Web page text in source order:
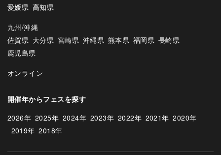
愛媛県 高知県
九州/沖縄
佐賀県 大分県 宮崎県 沖縄県 熊本県 福岡県 長崎県
鹿児島県
オンライン
開催年からフェスを探す
2026年 2025年 2024年 2023年 2022年 2021年 2020年
2019年 2018年